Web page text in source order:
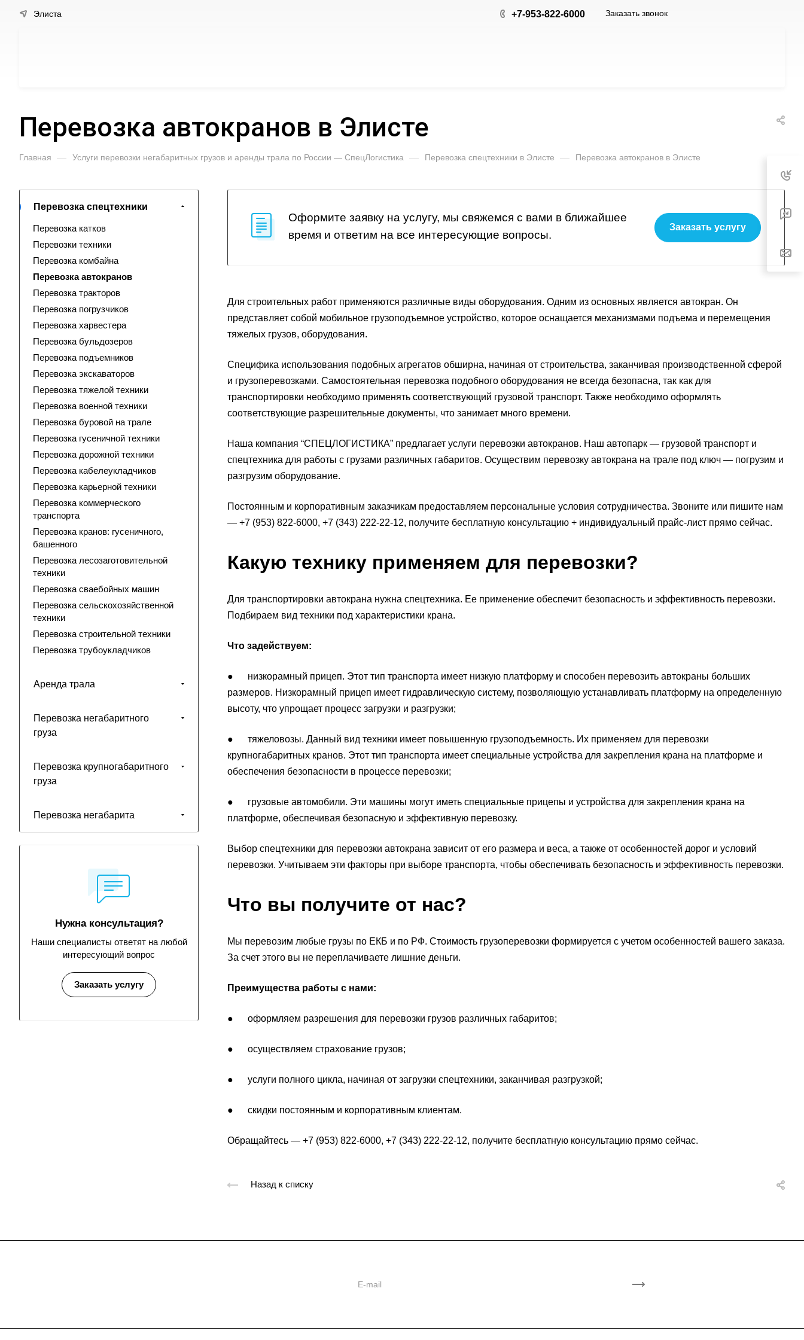
Элиста +7-953-822-6000 Заказать звонок
Перевозка автокранов в Элисте
Главная — Услуги перевозки негабаритных грузов и аренды трала по России — СпецЛогистика — Перевозка спецтехники в Элисте — Перевозка автокранов в Элисте
Оформите заявку на услугу, мы свяжемся с вами в ближайшее
время и ответим на все интересующие вопросы.
Заказать услугу
Для строительных работ применяются различные виды оборудования. Одним из основных является автокран. Он
представляет собой мобильное грузоподъемное устройство, которое оснащается механизмами подъема и перемещения
тяжелых грузов, оборудования.
Специфика использования подобных агрегатов обширна, начиная от строительства, заканчивая производственной сферой
и грузоперевозками. Самостоятельная перевозка подобного оборудования не всегда безопасна, так как для
транспортировки необходимо применять соответствующий грузовой транспорт. Также необходимо оформлять
соответствующие разрешительные документы, что занимает много времени.
Наша компания “СПЕЦЛОГИСТИКА” предлагает услуги перевозки автокранов. Наш автопарк — грузовой транспорт и
спецтехника для работы с грузами различных габаритов. Осуществим перевозку автокрана на трале под ключ — погрузим и
разгрузим оборудование.
Постоянным и корпоративным заказчикам предоставляем персональные условия сотрудничества. Звоните или пишите нам
— +7 (953) 822-6000, +7 (343) 222-22-12, получите бесплатную консультацию + индивидуальный прайс-лист прямо сейчас.
Какую технику применяем для перевозки?
Для транспортировки автокрана нужна спецтехника. Ее применение обеспечит безопасность и эффективность перевозки.
Подбираем вид техники под характеристики крана.
Что задействуем:
● низкорамный прицеп. Этот тип транспорта имеет низкую платформу и способен перевозить автокраны больших
размеров. Низкорамный прицеп имеет гидравлическую систему, позволяющую устанавливать платформу на определенную
высоту, что упрощает процесс загрузки и разгрузки;
● тяжеловозы. Данный вид техники имеет повышенную грузоподъемность. Их применяем для перевозки
крупногабаритных кранов. Этот тип транспорта имеет специальные устройства для закрепления крана на платформе и
обеспечения безопасности в процессе перевозки;
● грузовые автомобили. Эти машины могут иметь специальные прицепы и устройства для закрепления крана на
платформе, обеспечивая безопасную и эффективную перевозку.
Выбор спецтехники для перевозки автокрана зависит от его размера и веса, а также от особенностей дорог и условий
перевозки. Учитываем эти факторы при выборе транспорта, чтобы обеспечивать безопасность и эффективность перевозки.
Что вы получите от нас?
Мы перевозим любые грузы по ЕКБ и по РФ. Стоимость грузоперевозки формируется с учетом особенностей вашего заказа.
За счет этого вы не переплачиваете лишние деньги.
Преимущества работы с нами:
● оформляем разрешения для перевозки грузов различных габаритов;
● осуществляем страхование грузов;
● услуги полного цикла, начиная от загрузки спецтехники, заканчивая разгрузкой;
● скидки постоянным и корпоративным клиентам.
Обращайтесь — +7 (953) 822-6000, +7 (343) 222-22-12, получите бесплатную консультацию прямо сейчас.
Назад к списку
Перевозка спецтехники
Перевозка катков
Перевозки техники
Перевозка комбайна
Перевозка автокранов
Перевозка тракторов
Перевозка погрузчиков
Перевозка харвестера
Перевозка бульдозеров
Перевозка подъемников
Перевозка экскаваторов
Перевозка тяжелой техники
Перевозка военной техники
Перевозка буровой на трале
Перевозка гусеничной техники
Перевозка дорожной техники
Перевозка кабелеукладчиков
Перевозка карьерной техники
Перевозка коммерческого
транспорта
Перевозка кранов: гусеничного,
башенного
Перевозка лесозаготовительной
техники
Перевозка сваебойных машин
Перевозка сельскохозяйственной
техники
Перевозка строительной техники
Перевозка трубоукладчиков
Аренда трала
Перевозка негабаритного
груза
Перевозка крупногабаритного
груза
Перевозка негабарита
Нужна консультация?
Наши специалисты ответят на любой
интересующий вопрос
Заказать услугу